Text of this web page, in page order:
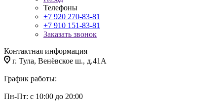
Телефоны
+7 920 270-83-81
+7 910 151-83-81
Заказать звонок
Контактная информация
г. Тула, Венёвское ш., д.41А
График работы:
Пн-Пт: с 10:00 до 20:00